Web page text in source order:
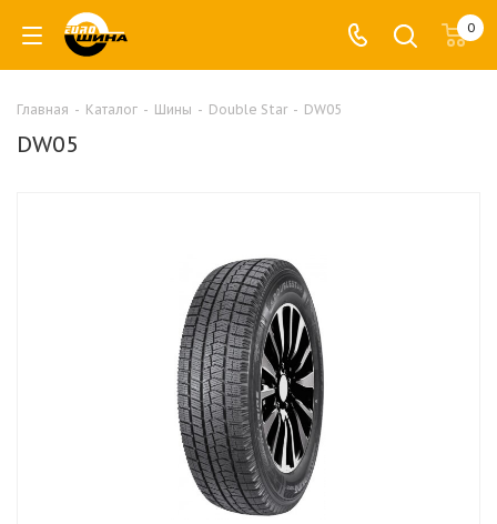
0
Главная - Каталог - Шины - Double Star - DW05
DW05